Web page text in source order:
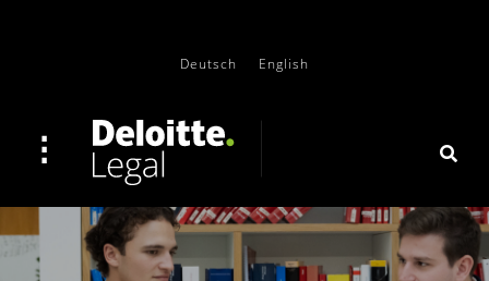
Deutsch English